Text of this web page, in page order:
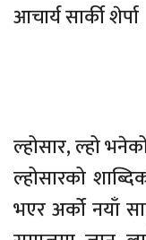
आचार्य सार्की शेर्पा
ल्होसार, ल्हो
ल्होसारको
भएर अर्को नयाँ